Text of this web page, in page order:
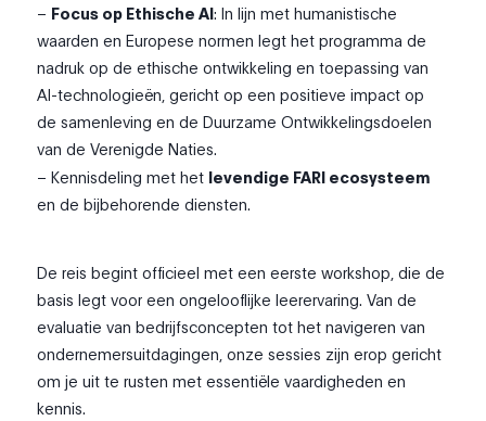
– Focus op Ethische AI: In lijn met humanistische
waarden en Europese normen legt het programma de
nadruk op de ethische ontwikkeling en toepassing van
AI-technologieën, gericht op een positieve impact op
de samenleving en de Duurzame Ontwikkelingsdoelen
van de Verenigde Naties.
– Kennisdeling met het levendige FARI ecosysteem
en de bijbehorende diensten.
De reis begint officieel met een eerste workshop, die de
basis legt voor een ongelooflijke leerervaring. Van de
evaluatie van bedrijfsconcepten tot het navigeren van
ondernemersuitdagingen, onze sessies zijn erop gericht
om je uit te rusten met essentiële vaardigheden en
kennis.